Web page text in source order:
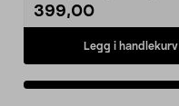
399,00
Legg i handlekurv